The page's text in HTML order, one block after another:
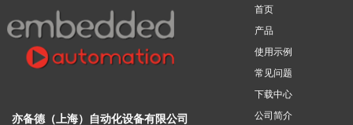
亦备德（上海）自动化设备有限公司
首页
产品
使用示例
常见问题
下载中心
公司简介